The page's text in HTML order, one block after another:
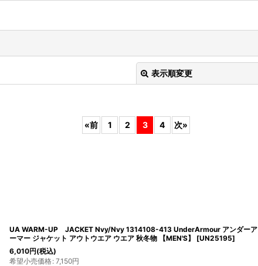
表示順変更
«前 1 2 3 4 次»
UA WARM-UP JACKET Nvy/Nvy 1314108-413 UnderArmour アンダーア
ーマー ジャケット アウトウエア ウエア 秋冬物 【MEN'S】
[UN25195]
6,010円(税込)
希望小売価格: 7,150円